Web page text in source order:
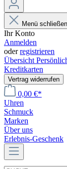
Menü schließen
Ihr Konto
Anmelden
oderregistrieren
Übersicht
Kreditkarten
Vertrag widerrufen
0,00 €*
Uhren
Schmuck
Marken
Über uns
Erlebnis-Geschenk